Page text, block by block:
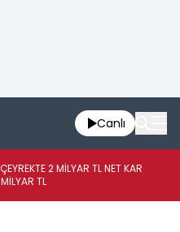
Canlı
2 MİLYAR TL NET KAR
TL